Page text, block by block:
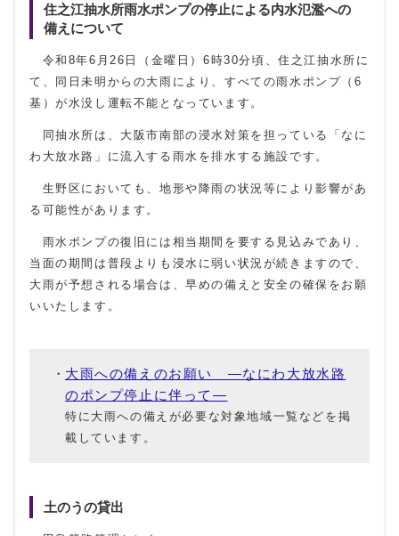
住之江抽水所雨水ポンプの停止による内水氾濫への
備えについて
令和8年6月26日（金曜日）6時30分頃、住之江抽水所に
て、同日未明からの大雨により、すべての雨水ポンプ（6
基）が水没し運転不能となっています。
同抽水所は、大阪市南部の浸水対策を担っている「なに
わ大放水路」に流入する雨水を排水する施設です。
生野区においても、地形や降雨の状況等により影響があ
る可能性があります。
雨水ポンプの復旧には相当期間を要する見込みであり、
当面の期間は普段よりも浸水に弱い状況が続きますので、
大雨が予想される場合は、早めの備えと安全の確保をお願
いいたします。
大雨への備えのお願い ―なにわ大放水路
のポンプ停止に伴って―
特に大雨への備えが必要な対象地域一覧などを掲
載しています。
土のうの貸出